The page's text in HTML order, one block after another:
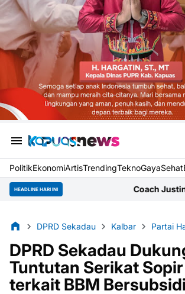
PolitikEkonomiArtisTrendingTeknoGayaSehat
HEADLINE HARI INI Coach Justin Soroti
DPRD Sekadau Kalbar Partai
DPRD Sekadau
Tuntutan Serikat
terkait BBM